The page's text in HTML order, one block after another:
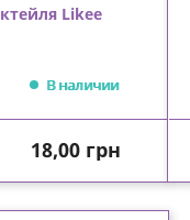
Likee
В наличии
Цена
18,00 грн